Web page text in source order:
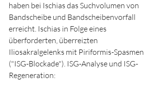
haben bei Ischias das Suchvolumen von
Bandscheibe und Bandscheibenvorfall
erreicht. Ischias in Folge eines
überforderten, überreizten
Iliosakralgelenks mit Piriformis-Spasmen
("ISG-Blockade"). ISG-Analyse und ISG-
Regeneration: